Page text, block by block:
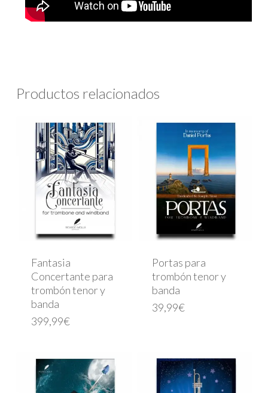
Productos relacionados
Fantasia
Concertante para
trombón tenor y
banda
399,99€
Portas para
trombón tenor y
banda
39,99€